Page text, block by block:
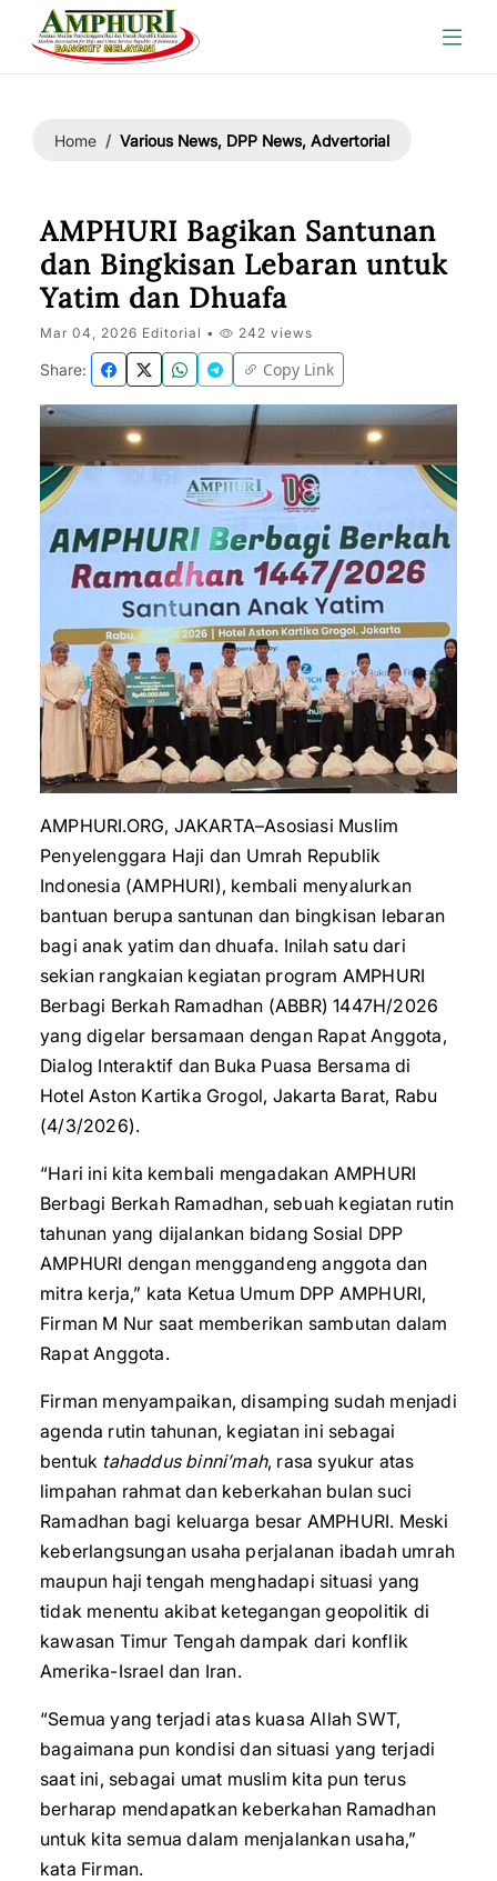
Home Various News, DPP News, Advertorial
AMPHURI Bagikan Santunan
dan Bingkisan Lebaran untuk
Yatim dan Dhuafa
Mar 04, 2026 Editorial • 242 views
Share: Copy Link
AMPHURI.ORG, JAKARTA–Asosiasi Muslim
Penyelenggara Haji dan Umrah Republik
Indonesia (AMPHURI), kembali menyalurkan
bantuan berupa santunan dan bingkisan lebaran
bagi anak yatim dan dhuafa. Inilah satu dari
sekian rangkaian kegiatan program AMPHURI
Berbagi Berkah Ramadhan (ABBR) 1447H/2026
yang digelar bersamaan dengan Rapat Anggota,
Dialog Interaktif dan Buka Puasa Bersama di
Hotel Aston Kartika Grogol, Jakarta Barat, Rabu
(4/3/2026).
“Hari ini kita kembali mengadakan AMPHURI
Berbagi Berkah Ramadhan, sebuah kegiatan rutin
tahunan yang dijalankan bidang Sosial DPP
AMPHURI dengan menggandeng anggota dan
mitra kerja,” kata Ketua Umum DPP AMPHURI,
Firman M Nur saat memberikan sambutan dalam
Rapat Anggota.
Firman menyampaikan, disamping sudah menjadi
agenda rutin tahunan, kegiatan ini sebagai
bentuk tahaddus binni’mah, rasa syukur atas
limpahan rahmat dan keberkahan bulan suci
Ramadhan bagi keluarga besar AMPHURI. Meski
keberlangsungan usaha perjalanan ibadah umrah
maupun haji tengah menghadapi situasi yang
tidak menentu akibat ketegangan geopolitik di
kawasan Timur Tengah dampak dari konflik
Amerika-Israel dan Iran.
“Semua yang terjadi atas kuasa Allah SWT,
bagaimana pun kondisi dan situasi yang terjadi
saat ini, sebagai umat muslim kita pun terus
berharap mendapatkan keberkahan Ramadhan
untuk kita semua dalam menjalankan usaha,”
kata Firman.